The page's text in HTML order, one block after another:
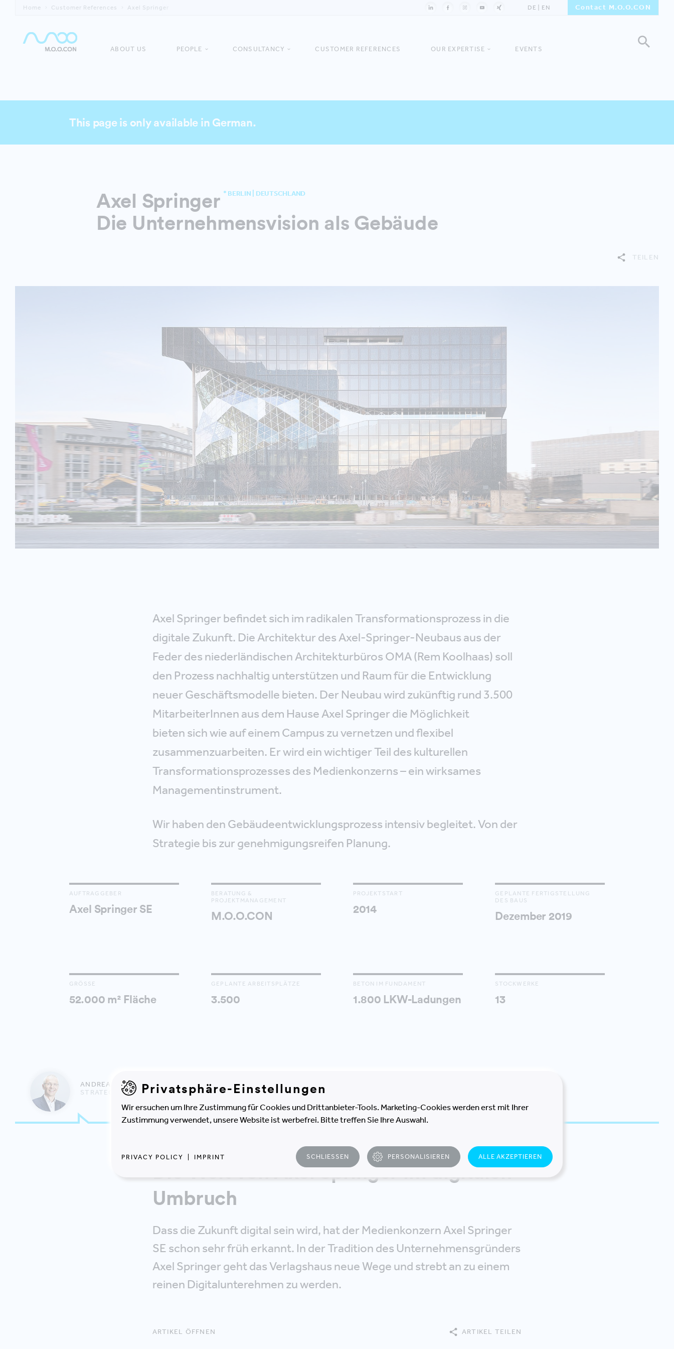
Home Customer References Axel Springer DE EN Contact M.O.O.CON
ABOUT US PEOPLE CONSULTANCY CUSTOMER REFERENCES OUR EXPERTISE EVENTS
This page is only available in German.
Axel Springer * BERLIN | DEUTSCHLAND
Die Unternehmensvision als Gebäude
TEILEN
Axel Springer befindet sich im radikalen Transformationsprozess in die
digitale Zukunft. Die Architektur des Axel-Springer-Neubaus aus der
Feder des niederländischen Architekturbüros OMA (Rem Koolhaas) soll
den Prozess nachhaltig unterstützen und Raum für die Entwicklung
neuer Geschäftsmodelle bieten. Der Neubau wird zukünftig rund 3.500
MitarbeiterInnen aus dem Hause Axel Springer die Möglichkeit
bieten sich wie auf einem Campus zu vernetzen und flexibel
zusammenzuarbeiten. Er wird ein wichtiger Teil des kulturellen
Transformationsprozesses des Medienkonzerns – ein wirksames
Managementinstrument.
Wir haben den Gebäudeentwicklungsprozess intensiv begleitet. Von der
Strategie bis zur genehmigungsreifen Planung.
AUFTRAGGEBER
Axel Springer SE
BERATUNG &
PROJEKTMANAGEMENT
M.O.O.CON
PROJEKTSTART
2014
GEPLANTE FERTIGSTELLUNG
DES BAUS
Dezember 2019
GRÖSSE
52.000 m² Fläche
GEPLANTE ARBEITSPLÄTZE
3.500
BETON IM FUNDAMENT
1.800 LKW-Ladungen
STOCKWERKE
13
ANDREAS LEUCHTENMÜLLER
STRATEGIEN ENTWICKELN
Die Welt von Axel Springer im digitalen
Umbruch
Dass die Zukunft digital sein wird, hat der Medienkonzern Axel Springer
SE schon sehr früh erkannt. In der Tradition des Unternehmensgründers
Axel Springer geht das Verlagshaus neue Wege und strebt an zu einem
reinen Digitalunterehmen zu werden.
ARTIKEL ÖFFNEN ARTIKEL TEILEN
Privatsphäre-Einstellungen
Wir ersuchen um Ihre Zustimmung für Cookies und Drittanbieter-Tools. Marketing-Cookies werden erst mit Ihrer
Zustimmung verwendet, unsere Website ist werbefrei. Bitte treffen Sie Ihre Auswahl.
PRIVACY POLICY IMPRINT SCHLIESSEN PERSONALISIEREN ALLE AKZEPTIEREN